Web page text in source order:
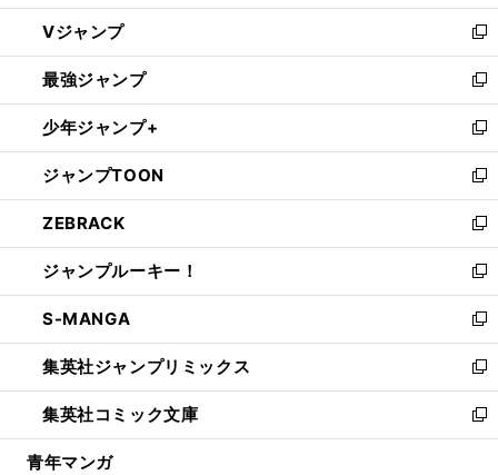
ウ
ィ
ン
ド
ウ
で
開
く
し
い
ウ
ィ
ン
ド
ウ
で
開
く
Vジャンプ
新
し
い
ウ
ィ
ン
ド
ウ
で
開
く
最強ジャンプ
新
し
い
ウ
ィ
ン
ド
ウ
で
開
く
少年ジャンプ+
新
し
い
ウ
ィ
ン
ド
ウ
で
開
く
ジャンプTOON
新
し
い
ウ
ィ
ン
ド
ウ
で
開
く
ZEBRACK
新
し
い
ウ
ィ
ン
ド
ウ
で
開
ジャンプルーキー！
新
し
い
ウ
ィ
ン
ド
ウ
S-MANGA
新
し
い
ウ
ィ
ン
集英社ジャンプリミックス
新
し
い
ウ
集英社コミック文庫
新
し
青年マンガ